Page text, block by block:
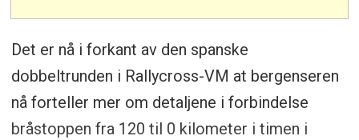
Det er nå i forkant av den spanske
dobbeltrunden i Rallycross-VM at bergenseren
nå forteller mer om detaljene i forbindelse
bråstoppen fra 120 til 0 kilometer i timen i